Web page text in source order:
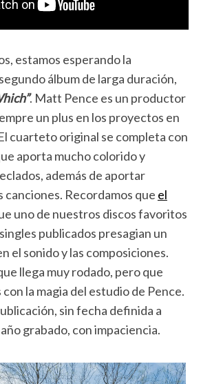
estamos esperando la
álbum de larga duración,
. Matt Pence es un productor
un plus en los proyectos en
cuarteto original se completa con
aporta mucho colorido y
además de aportar
canciones. Recordamos que el
uno de nuestros discos favoritos
publicados presagian un
el sonido y las composiciones.
llega muy rodado, pero que
la magia del estudio de Pence.
sin fecha definida a
grabado, con impaciencia.